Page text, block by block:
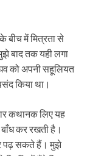
बीच में मित्रता से
बाद तक यही लगा
को अपनी सहूलियत
किया था।
कथानक लिए यह
कर रखती है।
पढ़ सकते हैं। मुझे